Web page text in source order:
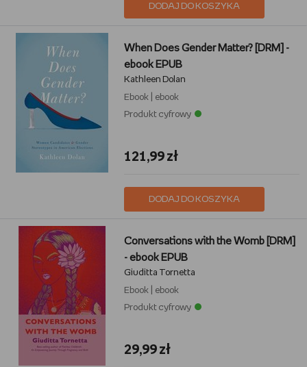
DODAJ DO KOSZYKA
When Does Gender Matter? [DRM] -
ebook EPUB
Kathleen Dolan
Ebook
ebook
Produkt cyfrowy
121,99 zł
DODAJ DO KOSZYKA
Conversations with the Womb [DRM]
- ebook EPUB
Giuditta Tornetta
Ebook
ebook
Produkt cyfrowy
29,99 zł